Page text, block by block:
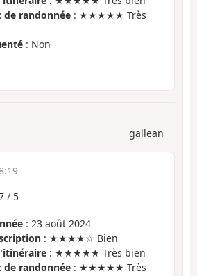
randonnée : ★★★★★ Très
: Non
gallean
/ 5
: 23 août 2024
: ★★★★☆ Bien
: ★★★★★ Très bien
randonnée : ★★★★★ Très